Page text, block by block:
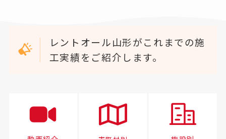
レントオール山形がこれまでの施
工実績をご紹介します。